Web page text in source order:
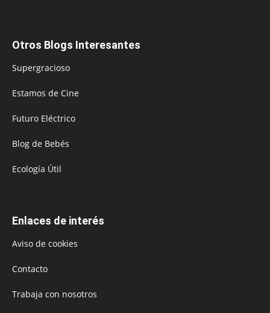
Otros Blogs Interesantes
Supergracioso
Estamos de Cine
Futuro Eléctrico
Blog de Bebés
Ecología Útil
Enlaces de interés
Aviso de cookies
Contacto
Trabaja con nosotros